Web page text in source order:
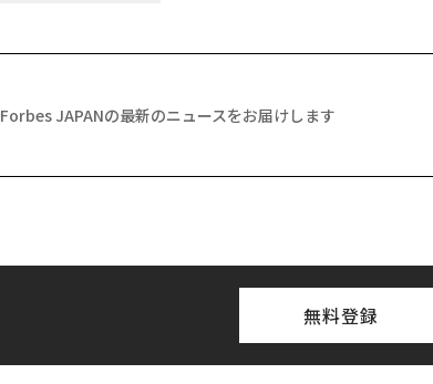
Forbes JAPANの最新のニュースをお届けします
無料登録